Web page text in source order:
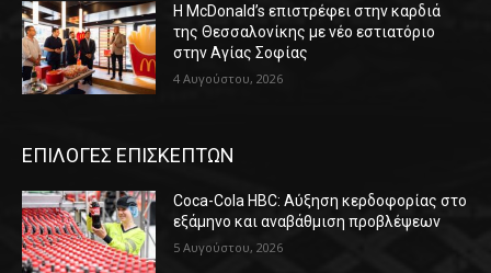
Η McDonald’s επιστρέφει στην καρδιά
της Θεσσαλονίκης με νέο εστιατόριο
στην Αγίας Σοφίας
4 Αυγούστου, 2026
ΕΠΙΛΟΓΕΣ ΕΠΙΣΚΕΠΤΩΝ
Coca-Cola HBC: Αύξηση κερδοφορίας στο
εξάμηνο και αναβάθμιση προβλέψεων
5 Αυγούστου, 2026